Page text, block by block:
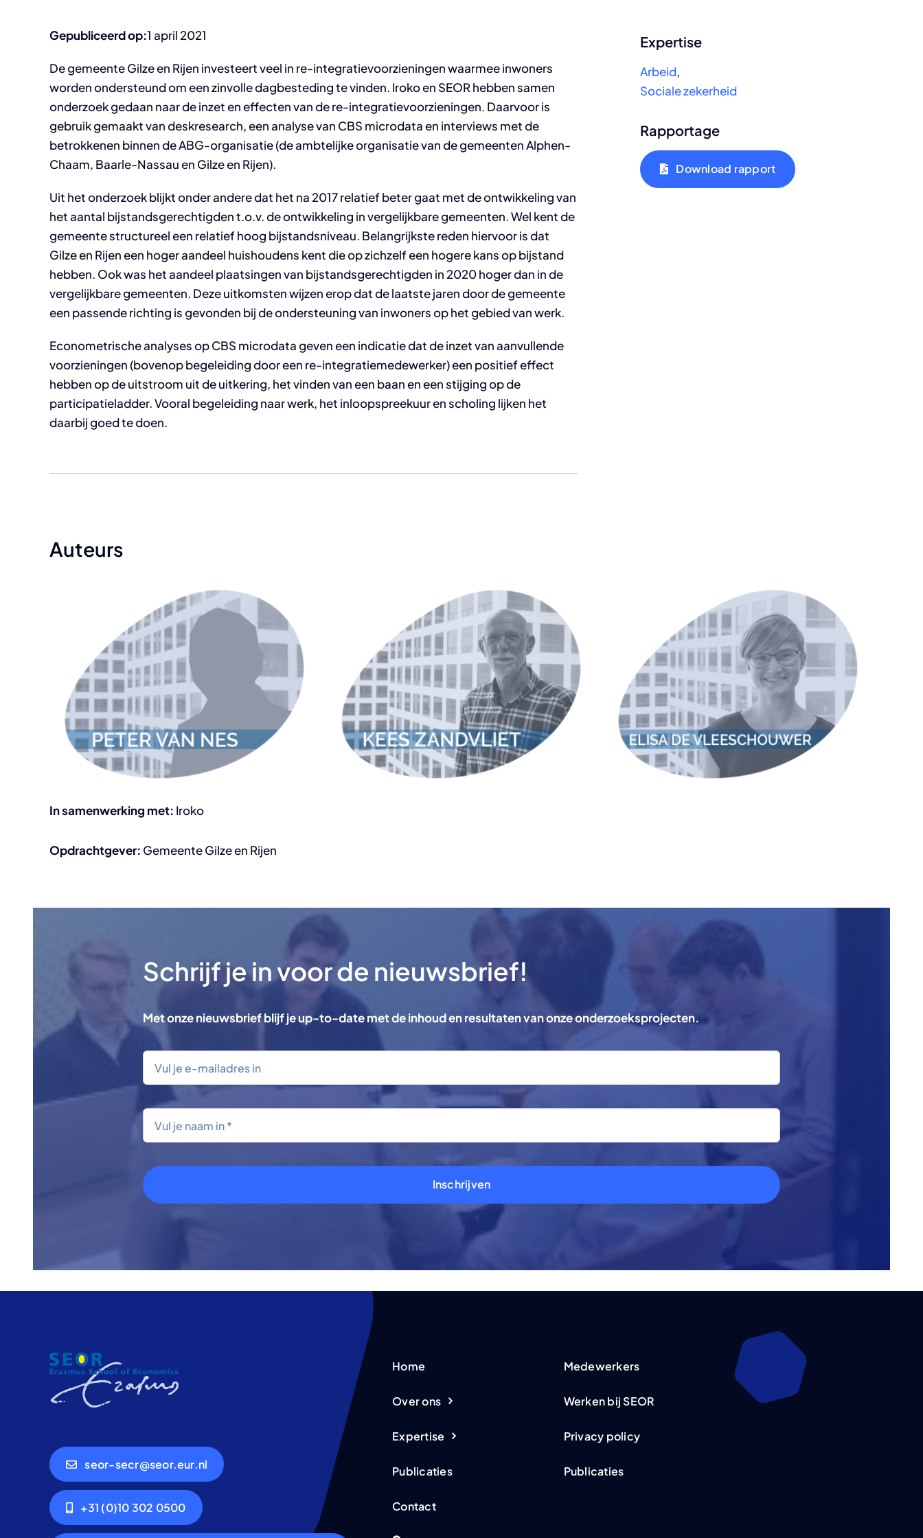
Gepubliceerd op:1 april 2021
De gemeente Gilze en Rijen investeert veel in re-integratievoorzieningen waarmee inwoners
worden ondersteund om een zinvolle dagbesteding te vinden. Iroko en SEOR hebben samen
onderzoek gedaan naar de inzet en effecten van de re-integratievoorzieningen. Daarvoor is
gebruik gemaakt van deskresearch, een analyse van CBS microdata en interviews met de
betrokkenen binnen de ABG-organisatie (de ambtelijke organisatie van de gemeenten Alphen-
Chaam, Baarle-Nassau en Gilze en Rijen).
Uit het onderzoek blijkt onder andere dat het na 2017 relatief beter gaat met de ontwikkeling van
het aantal bijstandsgerechtigden t.o.v. de ontwikkeling in vergelijkbare gemeenten. Wel kent de
gemeente structureel een relatief hoog bijstandsniveau. Belangrijkste reden hiervoor is dat
Gilze en Rijen een hoger aandeel huishoudens kent die op zichzelf een hogere kans op bijstand
hebben. Ook was het aandeel plaatsingen van bijstandsgerechtigden in 2020 hoger dan in de
vergelijkbare gemeenten. Deze uitkomsten wijzen erop dat de laatste jaren door de gemeente
een passende richting is gevonden bij de ondersteuning van inwoners op het gebied van werk.
Econometrische analyses op CBS microdata geven een indicatie dat de inzet van aanvullende
voorzieningen (bovenop begeleiding door een re-integratiemedewerker) een positief effect
hebben op de uitstroom uit de uitkering, het vinden van een baan en een stijging op de
participatieladder. Vooral begeleiding naar werk, het inloopspreekuur en scholing lijken het
daarbij goed te doen.
Expertise
Arbeid,
Sociale zekerheid
Rapportage
Download rapport
Auteurs
In samenwerking met: Iroko
Opdrachtgever: Gemeente Gilze en Rijen
Schrijf je in voor de nieuwsbrief!
Met onze nieuwsbrief blijf je up-to-date met de inhoud en resultaten van onze onderzoeksprojecten.
Inschrijven
seor-secr@seor.eur.nl
+31 (0)10 302 0500
Home
Over ons
Expertise
Publicaties
Contact
Medewerkers
Werken bij SEOR
Privacy policy
Publicaties